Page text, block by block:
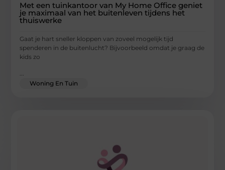
Met een tuinkantoor van My Home Office geniet
je maximaal van het buitenleven tijdens het
thuiswerke
Gaat je hart sneller kloppen van zoveel mogelijk tijd
spenderen in de buitenlucht? Bijvoorbeeld omdat je graag de
kids zo
Woning En Tuin